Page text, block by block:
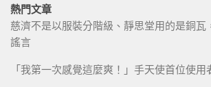
熱門文章
慈濟不是以服裝分階級、靜思堂用的是銅瓦
謠言
「我第一次感覺這麼爽！」手天使首位使用